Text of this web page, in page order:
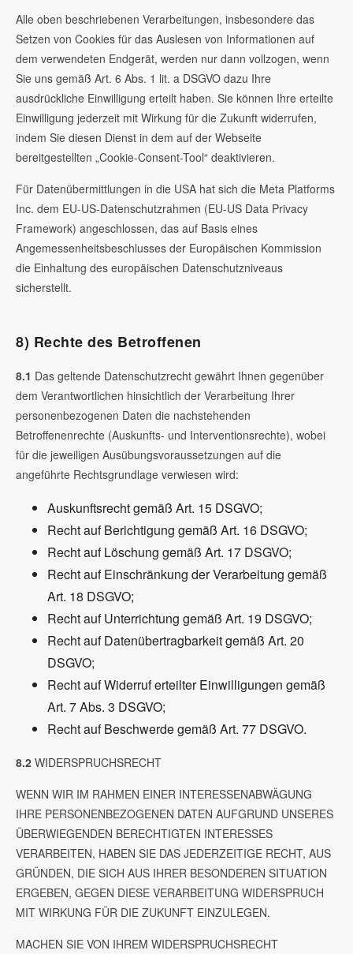
Alle oben beschriebenen Verarbeitungen, insbesondere das
Setzen von Cookies für das Auslesen von Informationen auf
dem verwendeten Endgerät, werden nur dann vollzogen, wenn
Sie uns gemäß Art. 6 Abs. 1 lit. a DSGVO dazu Ihre
ausdrückliche Einwilligung erteilt haben. Sie können Ihre erteilte
Einwilligung jederzeit mit Wirkung für die Zukunft widerrufen,
indem Sie diesen Dienst in dem auf der Webseite
bereitgestellten „Cookie-Consent-Tool“ deaktivieren.
Für Datenübermittlungen in die USA hat sich die Meta Platforms
Inc. dem EU-US-Datenschutzrahmen (EU-US Data Privacy
Framework) angeschlossen, das auf Basis eines
Angemessenheitsbeschlusses der Europäischen Kommission
die Einhaltung des europäischen Datenschutzniveaus
sicherstellt.
8) Rechte des Betroffenen
8.1 Das geltende Datenschutzrecht gewährt Ihnen gegenüber
dem Verantwortlichen hinsichtlich der Verarbeitung Ihrer
personenbezogenen Daten die nachstehenden
Betroffenenrechte (Auskunfts- und Interventionsrechte), wobei
für die jeweiligen Ausübungsvoraussetzungen auf die
angeführte Rechtsgrundlage verwiesen wird:
Auskunftsrecht gemäß Art. 15 DSGVO;
Recht auf Berichtigung gemäß Art. 16 DSGVO;
Recht auf Löschung gemäß Art. 17 DSGVO;
Recht auf Einschränkung der Verarbeitung gemäß
Art. 18 DSGVO;
Recht auf Unterrichtung gemäß Art. 19 DSGVO;
Recht auf Datenübertragbarkeit gemäß Art. 20
DSGVO;
Recht auf Widerruf erteilter Einwilligungen gemäß
Art. 7 Abs. 3 DSGVO;
Recht auf Beschwerde gemäß Art. 77 DSGVO.
8.2 WIDERSPRUCHSRECHT
WENN WIR IM RAHMEN EINER INTERESSENABWÄGUNG
IHRE PERSONENBEZOGENEN DATEN AUFGRUND UNSERES
ÜBERWIEGENDEN BERECHTIGTEN INTERESSES
VERARBEITEN, HABEN SIE DAS JEDERZEITIGE RECHT, AUS
GRÜNDEN, DIE SICH AUS IHRER BESONDEREN SITUATION
ERGEBEN, GEGEN DIESE VERARBEITUNG WIDERSPRUCH
MIT WIRKUNG FÜR DIE ZUKUNFT EINZULEGEN.
MACHEN SIE VON IHREM WIDERSPRUCHSRECHT